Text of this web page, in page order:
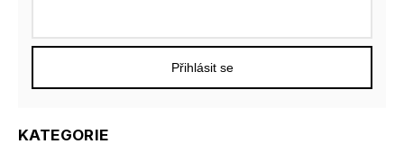
KATEGORIE
Přihlásit se